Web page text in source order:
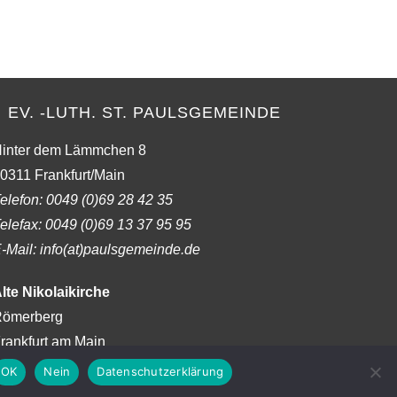
EV. -LUTH. ST. PAULSGEMEINDE
dem Lämmchen 8
Frankfurt/Main
0049 (0)69 28 42 35
0049 (0)69 13 37 95 95
Mail: info(at)paulsgemeinde.de
Nikolaikirche
am Main
OK Nein Datenschutzerklärung